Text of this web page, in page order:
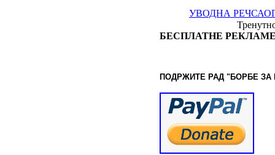
УВОДНА РЕЧ
БЕСПЛАТНЕ
ПОДРЖИТЕ РАД "БОРБЕ ЗА